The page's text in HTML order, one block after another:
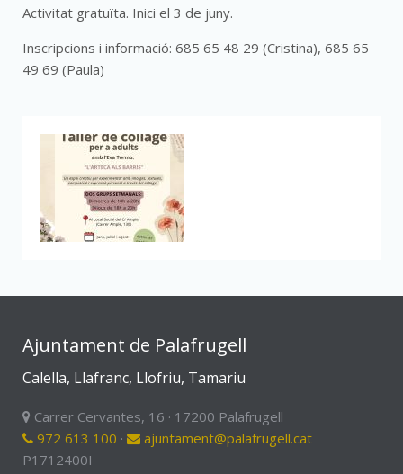
Activitat gratuïta. Inici el 3 de juny.
Inscripcions i informació: 685 65 48 29 (Cristina), 685 65
49 69 (Paula)
Ajuntament de Palafrugell
Calella, Llafranc, Llofriu, Tamariu
Carrer Cervantes, 16 · 17200 Palafrugell
972 613 100 ·
ajuntament@palafrugell.cat
P1712400I